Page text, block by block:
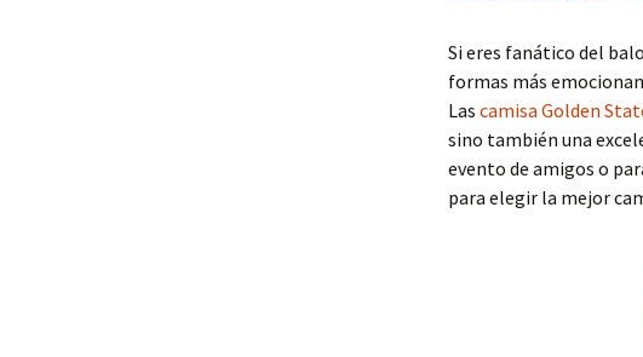
Si eres fanático del
formas más
Las camisa Golden
sino también una
evento de amigos o
para elegir la mejor